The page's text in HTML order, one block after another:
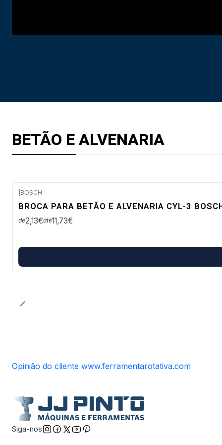
BETÃO E ALVENARIA
BOSCH
BROCA PARA BETÃO E ALVENARIA CYL-3
de2,13€até11,73€
Opinião do cliente www.ferramentarotativa.com
Siga-nos